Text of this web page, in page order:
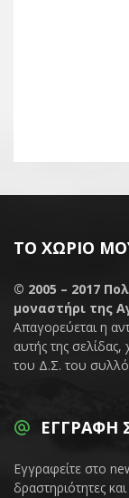
ΤΟ ΧΩΡΙΌ
© 2005 – 2017
μοναστήρι της
Απαγορεύεται η
αυτής της
του Δ.Σ. του
ΕΓΓΡΑΦΉ
Εγγραφείτε στο
δραστηριότητες